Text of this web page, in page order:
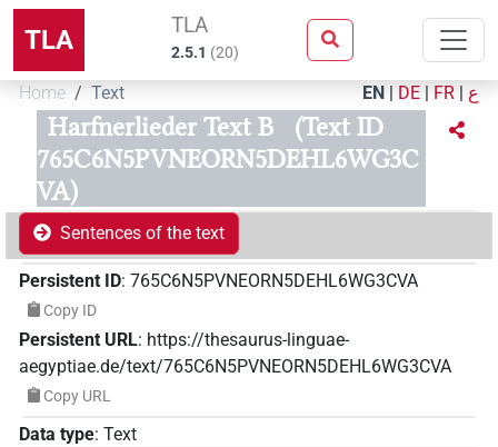
TLA TLA
2.5.1 (20)
Home Text EN | DE | FR | ع
Harfnerlieder Text B
(Text ID
765C6N5PVNEORN5DEHL6WG3C
VA)
Sentences of the text
Persistent ID: 765C6N5PVNEORN5DEHL6WG3CVA
Copy ID
Persistent URL: https://thesaurus-linguae-
aegyptiae.de/text/765C6N5PVNEORN5DEHL6WG3CVA
Copy URL
Data type: Text